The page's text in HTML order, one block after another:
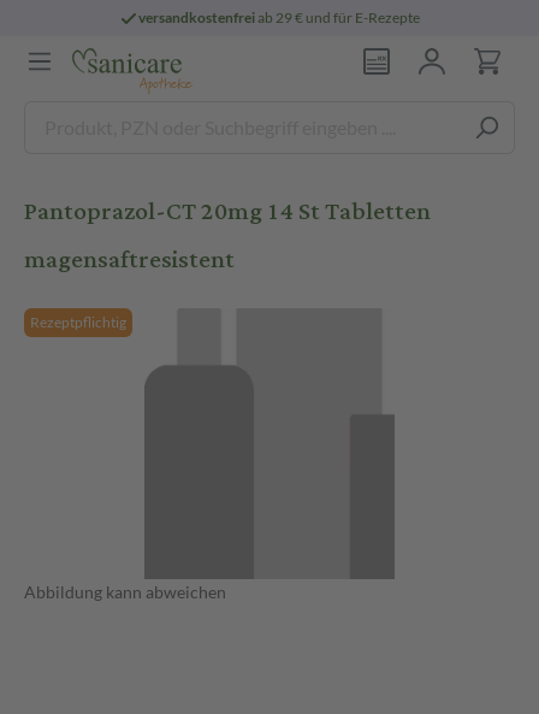
versandkostenfreiab 29 € und für E-Rezepte
Pantoprazol-CT 20mg 14 St Tabletten
magensaftresistent
Rezeptpflichtig
Abbildung kann abweichen